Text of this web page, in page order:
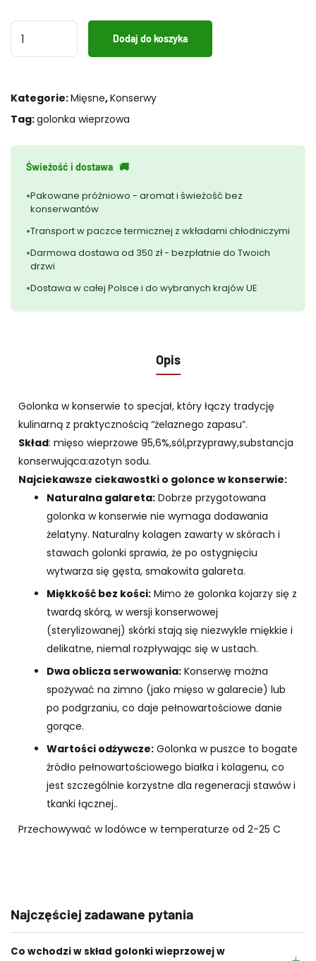
Dodaj do koszyka
Kategorie:Mięsne,Konserwy
Tag:golonka wieprzowa
Świeżość i dostawa ‎ ‎ 🚚
Pakowane próżniowo - aromat i świeżość bez
konserwantów
Transport w paczce termicznej z wkładami chłodniczymi
Darmowa dostawa od 350 zł - bezpłatnie do Twoich
drzwi
Dostawa w całej Polsce i do wybranych krajów UE
Opis
Golonka w konserwie to specjał, który łączy tradycję
kulinarną z praktycznością “żelaznego zapasu”.
Skład: mięso wieprzowe 95,6%,sól,przyprawy,substancja
konserwująca:azotyn sodu.
Najciekawsze ciekawostki o golonce w konserwie:
Naturalna galareta: Dobrze przygotowana
golonka w konserwie nie wymaga dodawania
żelatyny. Naturalny kolagen zawarty w skórach i
stawach golonki sprawia, że po ostygnięciu
wytwarza się gęsta, smakowita galareta.
Miękkość bez kości: Mimo że golonka kojarzy się z
twardą skórą, w wersji konserwowej
(sterylizowanej) skórki stają się niezwykle miękkie i
delikatne, niemal rozpływając się w ustach.
Dwa oblicza serwowania: Konserwę można
spożywać na zimno (jako mięso w galarecie) lub
po podgrzaniu, co daje pełnowartościowe danie
gorące.
Wartości odżywcze: Golonka w puszce to bogate
źródło pełnowartościowego białka i kolagenu, co
jest szczególnie korzystne dla regeneracji stawów i
tkanki łącznej..
Przechowywać w lodówce w temperaturze od 2-25 C
Najczęściej zadawane pytania
Co wchodzi w skład golonki wieprzowej w